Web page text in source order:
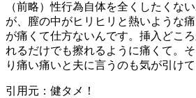
（前略）性行為自体を全くしたくな
が、膣の中がヒリヒリと熱いような
が痛くて仕方ないんです。挿入どこ
れるだけでも擦れるように痛くて。
り痛い痛いと夫に言うのも気が引け
引用元：健タメ！